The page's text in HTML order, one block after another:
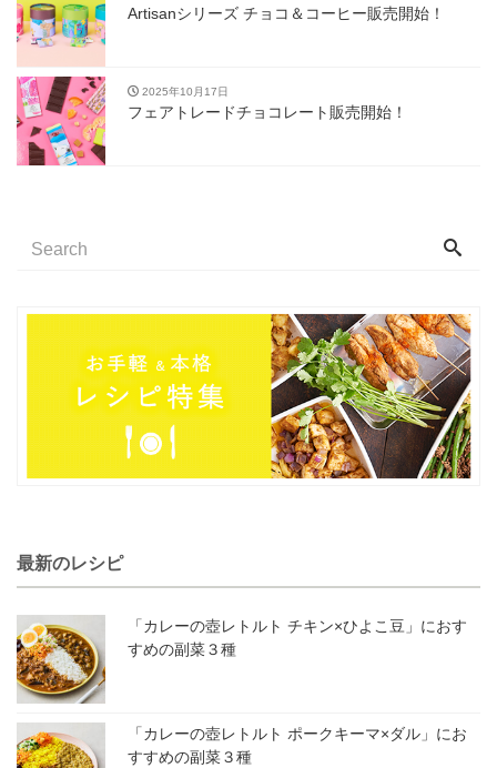
Artisanシリーズ チョコ＆コーヒー販売開始！
2025年10月17日
フェアトレードチョコレート販売開始！
最新のレシピ
「カレーの壺レトルト チキン×ひよこ豆」におす
すめの副菜３種
「カレーの壺レトルト ポークキーマ×ダル」にお
すすめの副菜３種